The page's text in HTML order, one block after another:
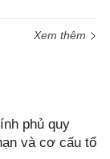
Xem thêm
phủ quy
và cơ cấu tổ